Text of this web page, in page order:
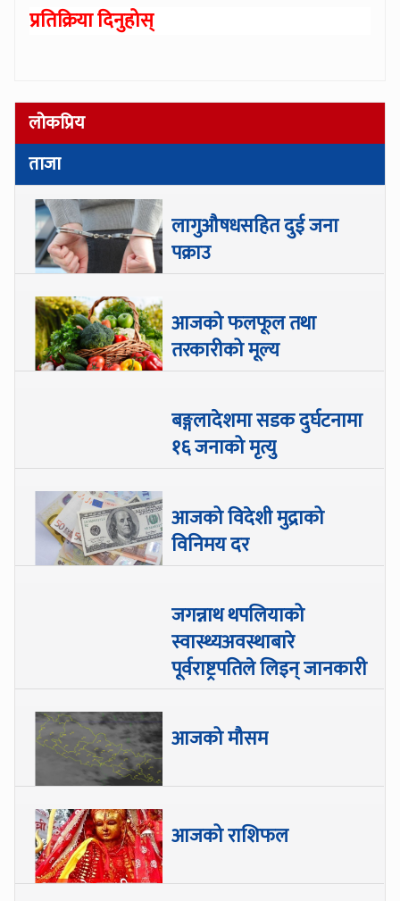
प्रतिक्रिया दिनुहोस्
लोकप्रिय
ताजा
लागुऔषधसहित दुई जना
पक्राउ
आजको फलफूल तथा
तरकारीको मूल्य
बङ्गलादेशमा सडक दुर्घटनामा
१६ जनाको मृत्यु
आजको विदेशी मुद्राको
विनिमय दर
जगन्नाथ थपलियाको
स्वास्थ्यअवस्थाबारे
पूर्वराष्ट्रपतिले लिइन् जानकारी
आजको मौसम
आजको राशिफल